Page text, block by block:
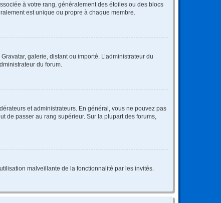
à votre rang, généralement des étoiles ou des blocs
est unique ou propre à chaque membre.
galerie, distant ou importé. L’administrateur du
du forum.
et administrateurs. En général, vous ne pouvez pas
de passer au rang supérieur. Sur la plupart des forums,
malveillante de la fonctionnalité par les invités.